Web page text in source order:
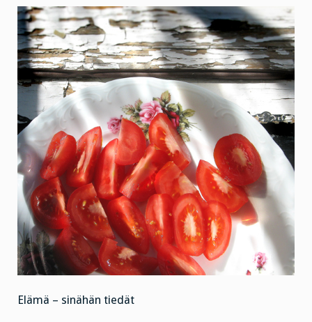
Elämä – sinähän tiedät